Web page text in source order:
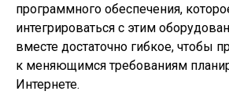
программного обеспечения,
интегрироваться с этим
вместе достаточно гибкое, чтобы
к меняющимся требованиям
Интернете.